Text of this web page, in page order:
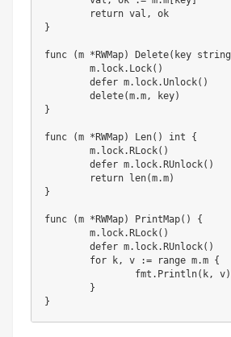
return val ,
}
func (m *RWMap) Delete( key string
	m
. lock. Lock( )
defer m. lock.Unlock( )
delete(m.m , key)
}
func (m *RWMap) Len( ) int
{
	m
. lock.RLock( )
defer m. lock.RUnlock( )
return len(m.m)
}
func (m *RWMap) PrintMap( )
{
	m
. lock.RLock( )
defer m. lock.RUnlock( )
for k , v := range m.m {
		fmt
. Println( k , v)
}
}